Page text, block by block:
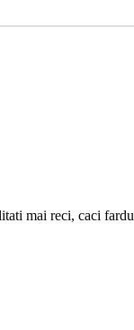
mai reci, caci